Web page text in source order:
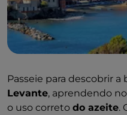
Passeie para descobrir a
Levante, aprendendo
o uso correto do azeite.